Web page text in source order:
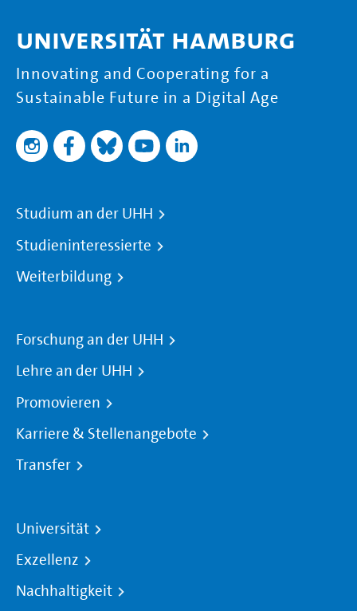
Universität Hamburg
Innovating and Cooperating for a
Sustainable Future in a Digital Age
Studium an der UHH
Studieninteressierte
Weiterbildung
Forschung an der UHH
Lehre an der UHH
Promovieren
Karriere & Stellenangebote
Transfer
Universität
Exzellenz
Nachhaltigkeit